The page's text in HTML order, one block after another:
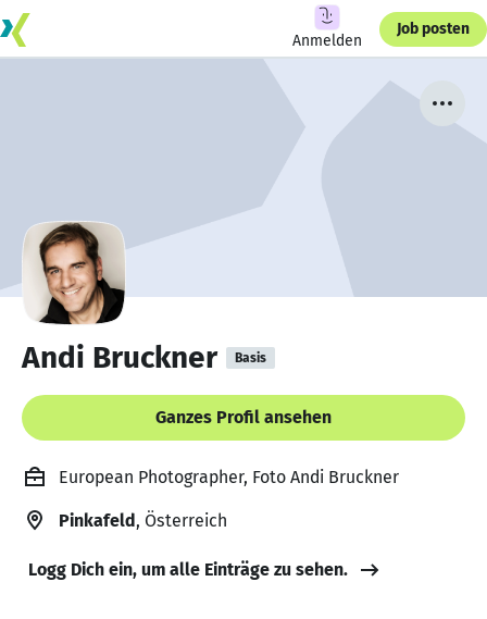
Anmelden
Job posten
Andi Bruckner Basis
Ganzes Profil ansehen
European Photographer, Foto Andi Bruckner
Pinkafeld, Österreich
Logg Dich ein, um alle Einträge zu sehen.